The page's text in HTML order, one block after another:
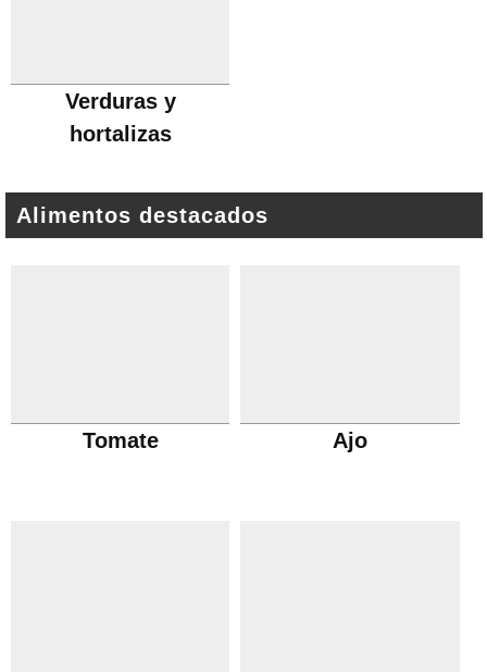
Verduras y
hortalizas
Alimentos destacados
Tomate Ajo